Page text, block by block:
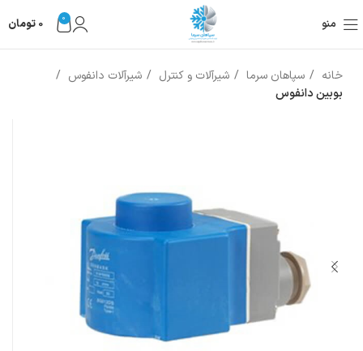
منو 0
0 تومان
خانه سپاهان سرما شیرآلات و کنترل
شیرآلات دانفوس
بوبین دانفوس